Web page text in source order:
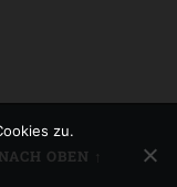
NACH OBEN ↑
zu.